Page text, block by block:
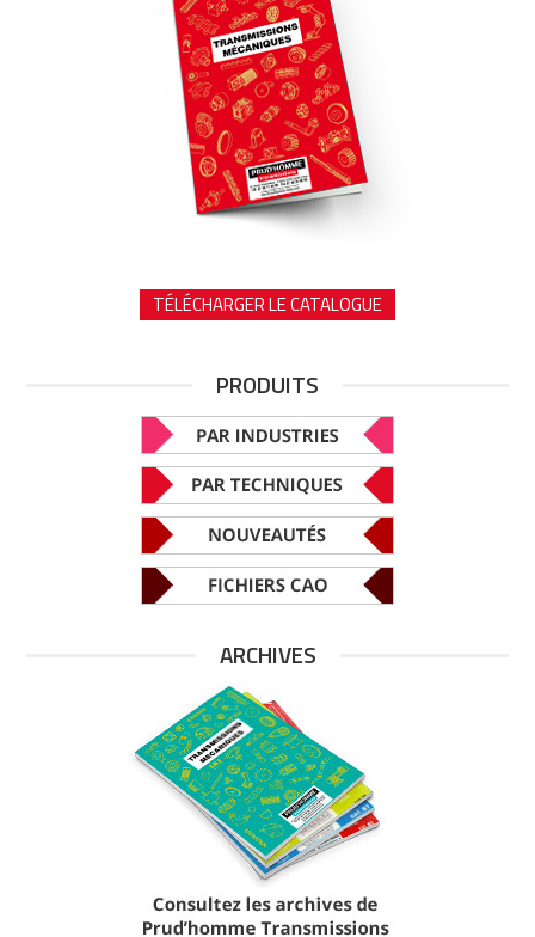
TÉLÉCHARGER LE CATALOGUE
PRODUITS
ARCHIVES